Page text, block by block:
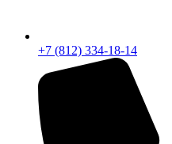
+7 (812) 334-18-14